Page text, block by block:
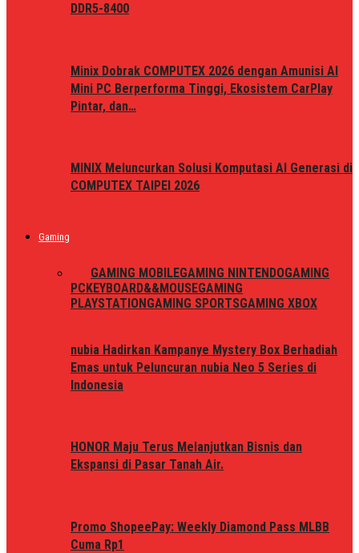
DDR5-8400
Minix Dobrak COMPUTEX 2026 dengan Amunisi AI
Mini PC Berperforma Tinggi, Ekosistem CarPlay
Pintar, dan…
MINIX Meluncurkan Solusi Komputasi AI Generasi di
COMPUTEX TAIPEI 2026
Gaming
GAMING MOBILEGAMING NINTENDOGAMING
PCKEYBOARD&&MOUSEGAMING
PLAYSTATIONGAMING SPORTSGAMING XBOX
nubia Hadirkan Kampanye Mystery Box Berhadiah
Emas untuk Peluncuran nubia Neo 5 Series di
Indonesia
HONOR Maju Terus Melanjutkan Bisnis dan
Ekspansi di Pasar Tanah Air.
Promo ShopeePay: Weekly Diamond Pass MLBB
Cuma Rp1